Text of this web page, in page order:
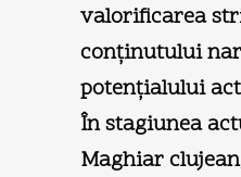
valorificarea
conţinutului
potenţialului
În stagiunea
Maghiar